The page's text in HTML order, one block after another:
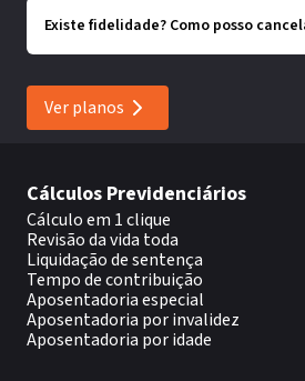
Existe fidelidade? Como posso
Ver planos
Cálculos Previdenciários
Cálculo em 1 clique
Revisão da vida toda
Liquidação de sentença
Tempo de contribuição
Aposentadoria especial
Aposentadoria por invalidez
Aposentadoria por idade